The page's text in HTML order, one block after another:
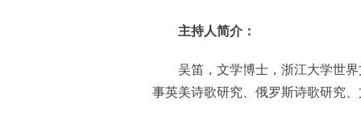
主持人简介：
吴笛，文学博士，浙江大学世
事英美诗歌研究、俄罗斯诗歌研究